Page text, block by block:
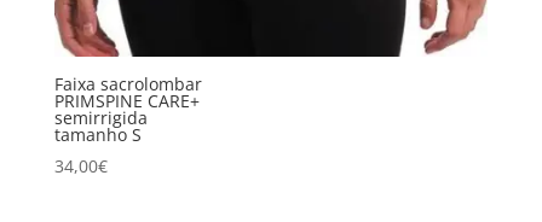
Faixa sacrolombar
PRIMSPINE CARE+
semirrigida
tamanho S
34,00€